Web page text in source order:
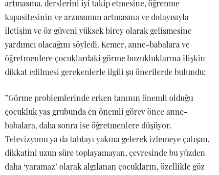
artmasına, derslerini iyi takip etmesine, öğrenme
kapasitesinin ve arzusunun artmasına ve dolayısıyla
iletişim ve öz güveni yüksek birey olarak gelişmesine
yardımcı olacağını söyledi. Kemer, anne-babalara ve
öğretmenlere çocuklardaki görme bozukluklarına ilişkin
dikkat edilmesi gerekenlerle ilgili şu önerilerde bulundu:
”Görme problemlerinde erken tanının önemli olduğu
çocukluk yaş grubunda en önemli görev önce anne-
babalara, daha sonra ise öğretmenlere düşüyor.
Televizyonu ya da tahtayı yakına gelerek izlemeye çalışan,
dikkatini uzun süre toplayamayan, çevresinde bu yüzden
daha ‘yaramaz’ olarak algılanan çocukların, özellikle göz